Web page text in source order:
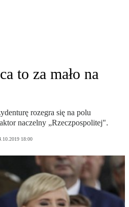
to za mało na
rozegra się na polu
naczelny „Rzeczpospolitej".
18:00